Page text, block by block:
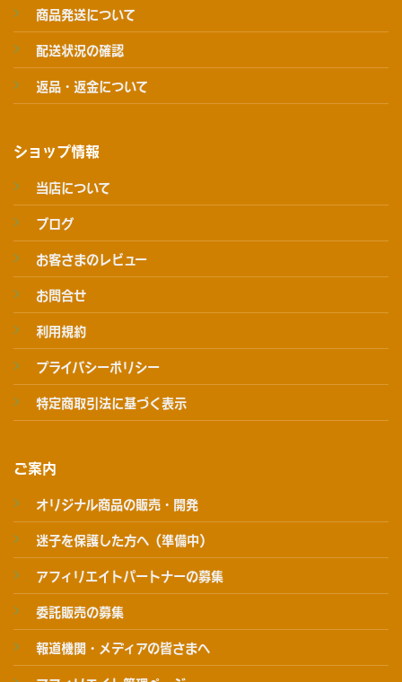
商品発送について
配送状況の確認
返品・返金について
ショップ情報
当店について
ブログ
お客さまのレビュー
お問合せ
利用規約
プライバシーポリシー
特定商取引法に基づく表示
ご案内
オリジナル商品の販売・開発
迷子を保護した方へ（準備中）
アフィリエイトパートナーの募集
委託販売の募集
報道機関・メディアの皆さまへ